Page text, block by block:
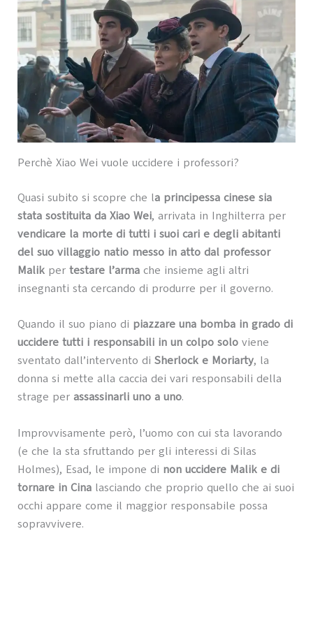
Perchè Xiao Wei vuole uccidere i professori?
Quasi subito si scopre che la principessa cinese sia
stata sostituita da Xiao Wei, arrivata in Inghilterra per
vendicare la morte di tutti i suoi cari e degli abitanti
del suo villaggio natio messo in atto dal professor
Malikper testare l’armache insieme agli altri
insegnanti sta cercando di produrre per il governo.
Quando il suo piano di piazzare una bomba in grado di
uccidere tutti i responsabili in un colpo solo viene
sventato dall’intervento di Sherlock e Moriarty, la
donna si mette alla caccia dei vari responsabili della
strage per assassinarli uno a uno.
Improvvisamente però, l’uomo con cui sta lavorando
(e che la sta sfruttando per gli interessi di Silas
Holmes), Esad, le impone di non uccidere Malik e di
tornare in Cinalasciando che proprio quello che ai suoi
occhi appare come il maggior responsabile possa
sopravvivere.